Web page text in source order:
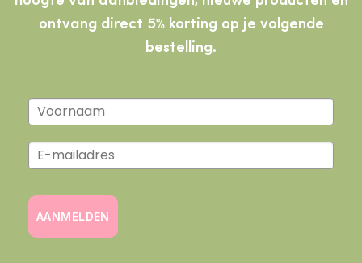
ontvang direct 5% korting op je volgende
bestelling.
AANMELDEN